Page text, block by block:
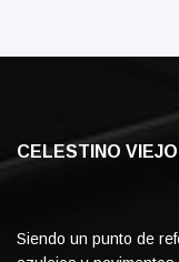
CELESTINO VIEJO
Siendo un punto de